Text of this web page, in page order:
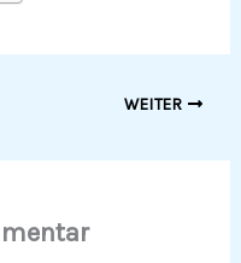
WEITER